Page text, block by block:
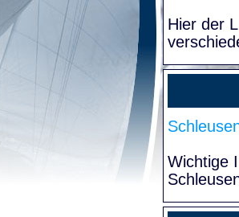
Hier der
Wichtige